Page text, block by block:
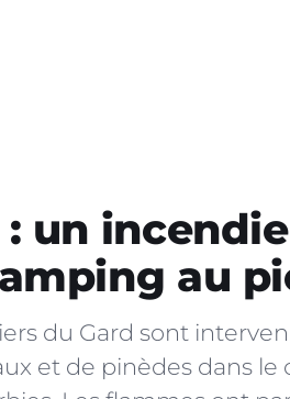
: un
au
du Gard sont
et de pinèdes dans le